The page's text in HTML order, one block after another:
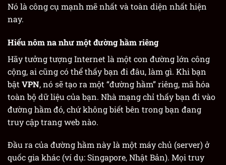
Nó là công cụ mạnh mẽ nhất và toàn diện nhất hiện
nay.
Hiểu nôm na như một đường hầm riêng
Hãy tưởng tượng Internet là một con đường lớn công
cộng, ai cũng có thể thấy bạn đi đâu, làm gì. Khi bạn
bật VPN, nó sẽ tạo ra một “đường hầm” riêng, mã hóa
toàn bộ dữ liệu của bạn. Nhà mạng chỉ thấy bạn đi vào
đường hầm đó, chứ không biết bên trong bạn đang
truy cập trang web nào.
Đầu ra của đường hầm này là một máy chủ (server) ở
quốc gia khác (ví dụ: Singapore, Nhật Bản). Mọi truy